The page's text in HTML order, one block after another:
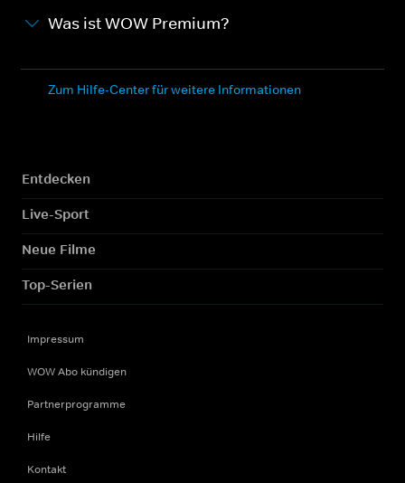
Was ist WOW Premium?
Zum Hilfe-Center für weitere Informationen
Entdecken
Live-Sport
Neue Filme
Top-Serien
Impressum
WOW Abo kündigen
Partnerprogramme
Hilfe
Kontakt